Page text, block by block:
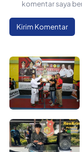
komentar saya